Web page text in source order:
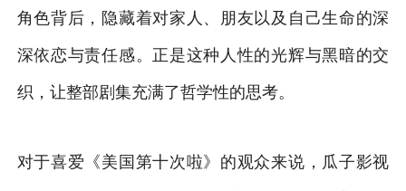
角色背后，隐藏着对家人、朋友以及自己生命的深
深依恋与责任感。正是这种人性的光辉与黑暗的交
织，让整部剧集充满了哲学性的思考。
对于喜爱《美国第十次啦》的观众来说，瓜子影视